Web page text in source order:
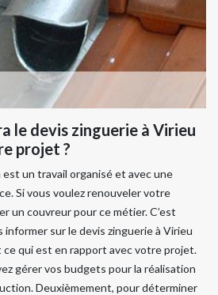
le devis zinguerie à Virieu
projet ?
un travail organisé et avec une
Si vous voulez renouveler votre
un couvreur pour ce métier. C’est
informer sur le devis zinguerie à Virieu
qui est en rapport avec votre projet.
gérer vos budgets pour la réalisation
Deuxièmement, pour déterminer